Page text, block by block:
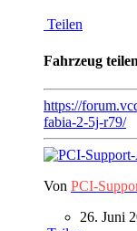
Teilen
Fahrzeug teilen
https://
fabia-2-5j-r79/
Von PCI-
26. Juni